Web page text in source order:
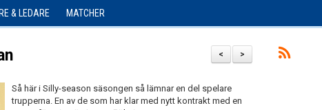
& LEDARE MATCHER
>
<
Så här i Silly-season säsongen så lämnar en del spelare
trupperna. En av de som har klar med nytt kontrakt med en